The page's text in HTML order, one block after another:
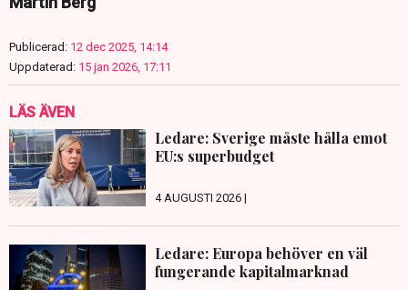
Publicerad: 12 dec 2025, 14:14
Uppdaterad: 15 jan 2026, 17:11
LÄS ÄVEN
Ledare: Sverige måste hålla emot
EU:s superbudget
4 AUGUSTI 2026 |
Ledare: Europa behöver en väl
fungerande kapitalmarknad